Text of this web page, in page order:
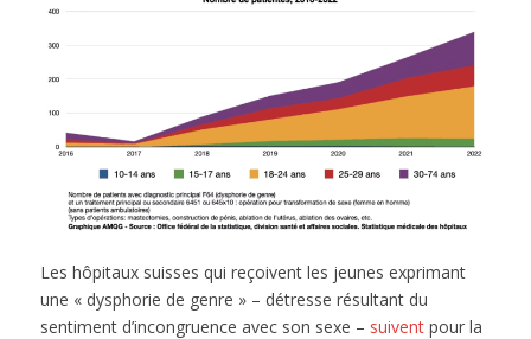
Les hôpitaux suisses qui reçoivent les jeunes exprimant
une « dysphorie de genre » – détresse résultant du
sentiment d’incongruence avec son sexe – suiventpour la